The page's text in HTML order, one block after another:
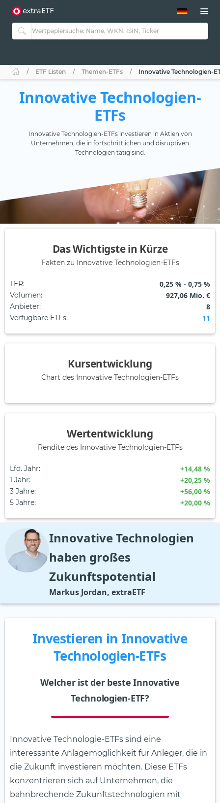
ETF-Guide 2.0
Guide Aktive ETFs
ETF-Sparpläne
ETF Listen Themen-ETFs Innovative Technologien-
Innovative Technologien-
ETFs
Innovative Technologien-ETFs investieren in Aktien von
Unternehmen, die in fortschrittlichen und disruptiven
Technologien tätig sind.
Das Wichtigste in Kürze
Fakten zu Innovative Technologien-ETFs
TER: 0,25 % - 0,75 %
Volumen: 927,06 Mio. €
Anbieter: 8
Verfügbare ETFs: 11
Kursentwicklung
Chart des Innovative Technologien-ETFs
Wertentwicklung
Rendite des Innovative Technologien-ETFs
Lfd. Jahr: +14,48 %
1 Jahr: +20,25 %
3 Jahre: +56,00 %
5 Jahre: +20,00 %
Innovative Technologien
haben großes
Zukunftspotential
Markus Jordan, extraETF
Investieren in Innovative
Technologien-ETFs
Welcher ist der beste Innovative
Technologien-ETF?
Innovative Technologie-ETFs sind eine
interessante Anlagemöglichkeit für Anleger, die in
die Zukunft investieren möchten. Diese ETFs
konzentrieren sich auf Unternehmen, die
bahnbrechende Zukunftstechnologien mit